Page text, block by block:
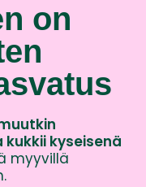
on
kyseisenä
myyvillä